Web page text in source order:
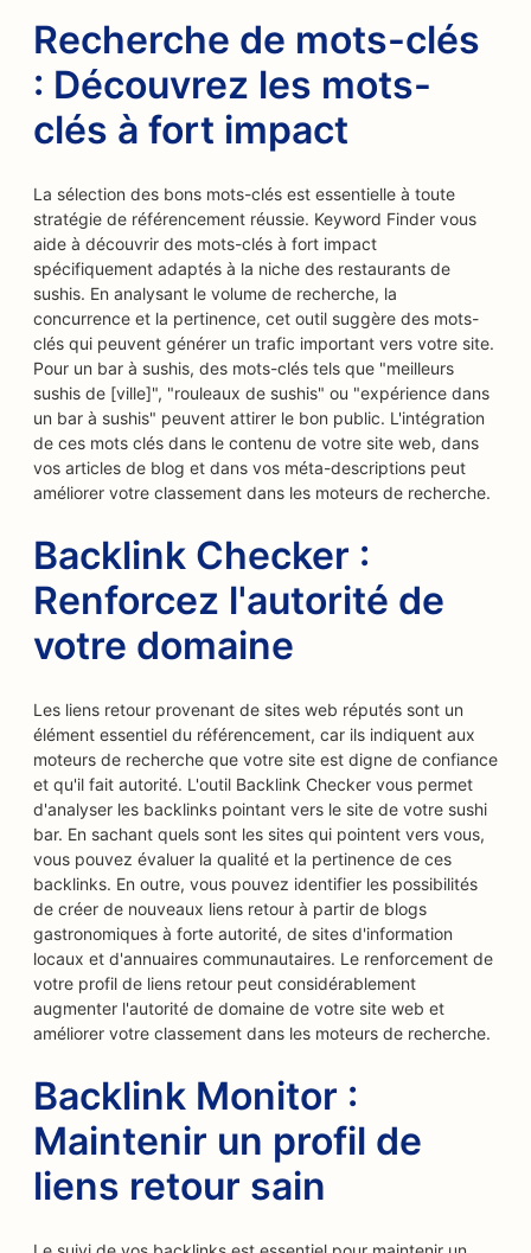
Recherche de mots-clés
: Découvrez les mots-
clés à fort impact
La sélection des bons mots-clés est essentielle à toute
stratégie de référencement réussie. Keyword Finder vous
aide à découvrir des mots-clés à fort impact
spécifiquement adaptés à la niche des restaurants de
sushis. En analysant le volume de recherche, la
concurrence et la pertinence, cet outil suggère des mots-
clés qui peuvent générer un trafic important vers votre site.
Pour un bar à sushis, des mots-clés tels que "meilleurs
sushis de [ville]", "rouleaux de sushis" ou "expérience dans
un bar à sushis" peuvent attirer le bon public. L'intégration
de ces mots clés dans le contenu de votre site web, dans
vos articles de blog et dans vos méta-descriptions peut
améliorer votre classement dans les moteurs de recherche.
Backlink Checker :
Renforcez l'autorité de
votre domaine
Les liens retour provenant de sites web réputés sont un
élément essentiel du référencement, car ils indiquent aux
moteurs de recherche que votre site est digne de confiance
et qu'il fait autorité. L'outil Backlink Checker vous permet
d'analyser les backlinks pointant vers le site de votre sushi
bar. En sachant quels sont les sites qui pointent vers vous,
vous pouvez évaluer la qualité et la pertinence de ces
backlinks. En outre, vous pouvez identifier les possibilités
de créer de nouveaux liens retour à partir de blogs
gastronomiques à forte autorité, de sites d'information
locaux et d'annuaires communautaires. Le renforcement de
votre profil de liens retour peut considérablement
augmenter l'autorité de domaine de votre site web et
améliorer votre classement dans les moteurs de recherche.
Backlink Monitor :
Maintenir un profil de
liens retour sain